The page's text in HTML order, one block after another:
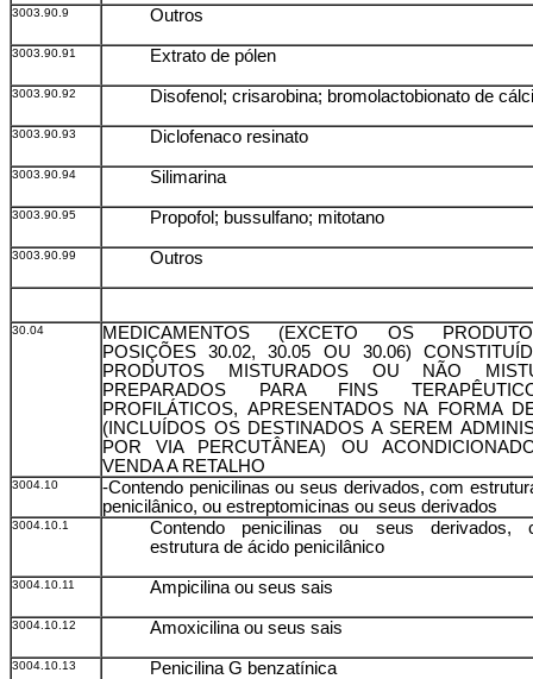
3003.90.9 Outros
3003.90.91 Extrato de pólen
3003.90.92 Disofenol; crisarobina; bromolactobionato de
3003.90.93 Diclofenaco resinato
3003.90.94 Silimarina
3003.90.95 Propofol; bussulfano; mitotano
3003.90.99 Outros
30.04
MEDICAMENTOS (EXCETO OS
POSIÇÕES 30.02, 30.05 OU 30.06)
PRODUTOS MISTURADOS OU NÃO
PREPARADOS PARA FINS
PROFILÁTICOS, APRESENTADOS NA FORMA
(INCLUÍDOS OS DESTINADOS A SEREM
POR VIA PERCUTÂNEA) OU
VENDA A RETALHO
3004.10
-Contendo penicilinas ou seus derivados, com
penicilânico, ou estreptomicinas ou seus derivados
3004.10.1
Contendo penicilinas ou seus derivados,
estrutura de ácido penicilânico
3004.10.11 Ampicilina ou seus sais
3004.10.12 Amoxicilina ou seus sais
3004.10.13 Penicilina G benzatínica